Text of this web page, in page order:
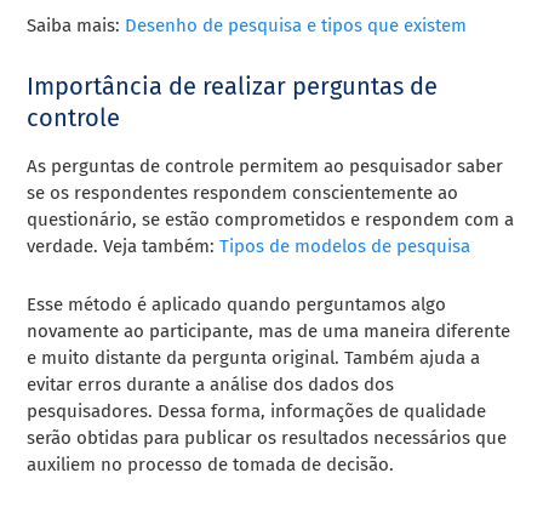
Saiba mais: Desenho de pesquisa e tipos que existem
Importância de realizar perguntas de
controle
As perguntas de controle permitem ao pesquisador saber
se os respondentes respondem conscientemente ao
questionário, se estão comprometidos e respondem com a
verdade. Veja também:Tipos de modelos de pesquisa
Esse método é aplicado quando perguntamos algo
novamente ao participante, mas de uma maneira diferente
e muito distante da pergunta original. Também ajudaa
evitar erros durante a análise dos dados dos
pesquisadores. Dessa forma, informações de qualidade
serão obtidas para publicar os resultados necessários que
auxiliem no processo de tomada de decisão.